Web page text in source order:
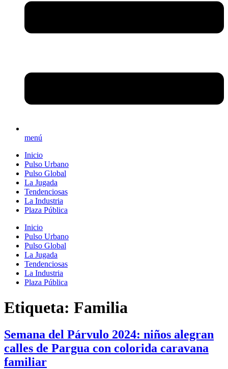
menú
Inicio
Pulso Urbano
Pulso Global
La Jugada
Tendenciosas
La Industria
Plaza Pública
Inicio
Pulso Urbano
Pulso Global
La Jugada
Tendenciosas
La Industria
Plaza Pública
Etiqueta: Familia
Semana del Párvulo 2024: niños alegran
calles de Pargua con colorida caravana
familiar